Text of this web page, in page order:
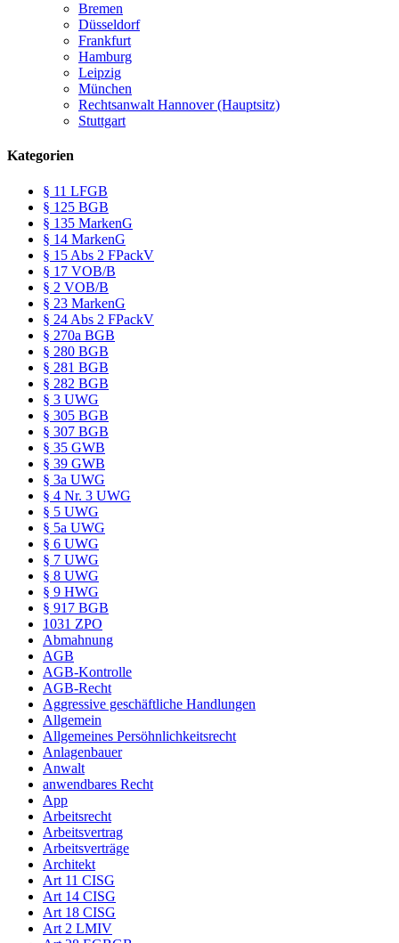
Bremen
Düsseldorf
Frankfurt
Hamburg
Leipzig
München
Rechtsanwalt Hannover (Hauptsitz)
Stuttgart
Kategorien
§ 11 LFGB
§ 125 BGB
§ 135 MarkenG
§ 14 MarkenG
§ 15 Abs 2 FPackV
§ 17 VOB/B
§ 2 VOB/B
§ 23 MarkenG
§ 24 Abs 2 FPackV
§ 270a BGB
§ 280 BGB
§ 281 BGB
§ 282 BGB
§ 3 UWG
§ 305 BGB
§ 307 BGB
§ 35 GWB
§ 39 GWB
§ 3a UWG
§ 4 Nr. 3 UWG
§ 5 UWG
§ 5a UWG
§ 6 UWG
§ 7 UWG
§ 8 UWG
§ 9 HWG
§ 917 BGB
1031 ZPO
Abmahnung
AGB
AGB-Kontrolle
AGB-Recht
Aggressive geschäftliche Handlungen
Allgemein
Allgemeines Persöhnlichkeitsrecht
Anlagenbauer
Anwalt
anwendbares Recht
App
Arbeitsrecht
Arbeitsvertrag
Arbeitsverträge
Architekt
Art 11 CISG
Art 14 CISG
Art 18 CISG
Art 2 LMIV